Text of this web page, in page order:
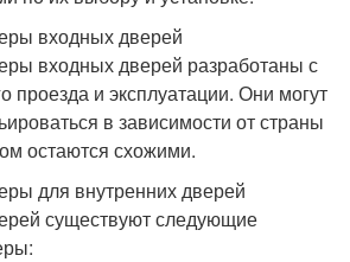
входных дверей
входных дверей разработаны с
проезда и эксплуатации. Они могут
в зависимости от страны
остаются схожими.
для внутренних дверей
существуют следующие